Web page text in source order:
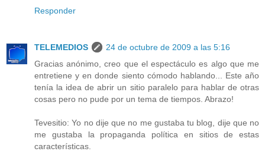
Responder
TELEMEDIOS
24 de octubre de 2009 a las 5:16
Gracias anónimo, creo que el espectáculo es algo que me
entretiene y en donde siento cómodo hablando... Este año
tenía la idea de abrir un sitio paralelo para hablar de otras
cosas pero no pude por un tema de tiempos. Abrazo!
Tevesitio: Yo no dije que no me gustaba tu blog, dije que no
me gustaba la propaganda política en sitios de estas
características.